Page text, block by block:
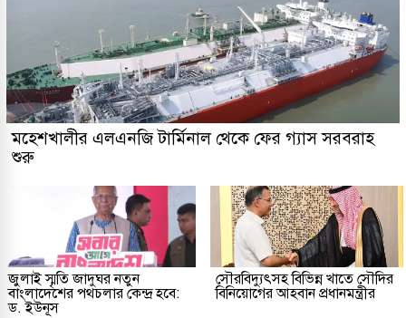
মহেশখালীর এলএনজি টার্মিনাল থেকে ফের গ্যাস সরবরাহ
শুরু
জুলাই স্মৃতি জাদুঘর নতুন
বাংলাদেশের পথচলার কেন্দ্র হবে:
ড. ইউনূস
সৌরবিদ্যুৎসহ বিভিন্ন খাতে সৌদির
বিনিয়োগের আহবান প্রধানমন্ত্রীর